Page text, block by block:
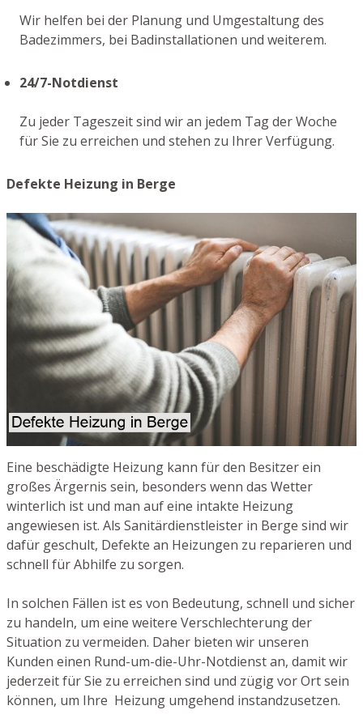
Wir helfen bei der Planung und Umgestaltung des
Badezimmers, bei Badinstallationen und weiterem.
24/7-Notdienst
Zu jeder Tageszeit sind wir an jedem Tag der Woche
für Sie zu erreichen und stehen zu Ihrer Verfügung.
Defekte Heizung in Berge
Eine beschädigte Heizung kann für den Besitzer ein
großes Ärgernis sein, besonders wenn das Wetter
winterlich ist und man auf eine intakte Heizung
angewiesen ist. Als Sanitärdienstleister in Berge sind wir
dafür geschult, Defekte an Heizungen zu reparieren und
schnell für Abhilfe zu sorgen.
In solchen Fällen ist es von Bedeutung, schnell und sicher
zu handeln, um eine weitere Verschlechterung der
Situation zu vermeiden. Daher bieten wir unseren
Kunden einen Rund-um-die-Uhr-Notdienst an, damit wir
jederzeit für Sie zu erreichen sind und zügig vor Ort sein
können, um Ihre Heizung umgehend instandzusetzen.